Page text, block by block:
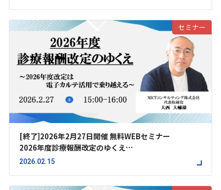
セミナー
[終了]2026年2月27日開催 無料WEBセミナー
2026年度診療報酬改定のゆくえ
～2026年度改定は電子カルテ活用で乗り越える～
2026.02.15